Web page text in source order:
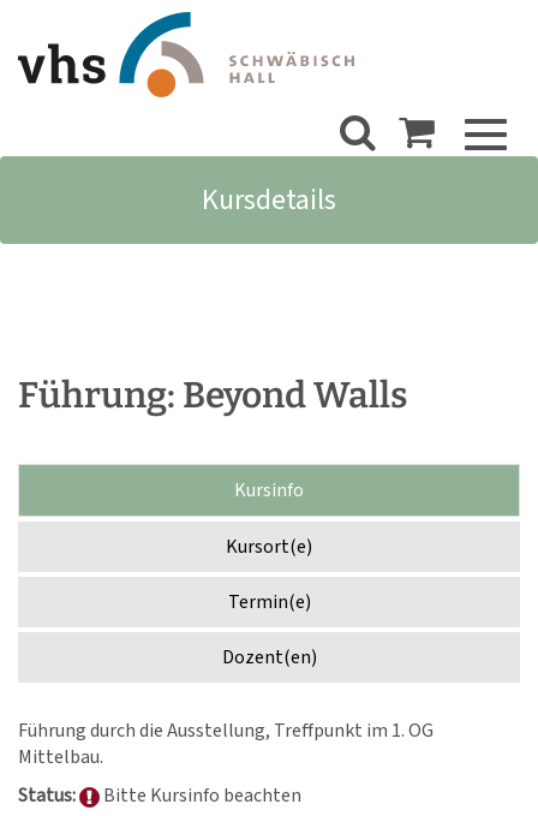
Kursdetails
Führung: Beyond Walls
Kursinfo
Kursort(e)
Termin(e)
Dozent(en)
Führung durch die Ausstellung, Treffpunkt im 1. OG
Mittelbau.
Status:
Bitte Kursinfo beachten